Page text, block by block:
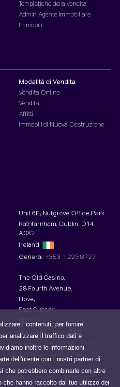
i contenuti, per fornire
analizzare il traffico dati e
inoltre le informazioni
dell'utente con i nostri partner di
che potrebbero combinarle con altre
che hanno raccolto dal tuo utilizzo dei
Tempistiche della vendita
Admin Agente Immobiliare
Immobili
Modalità di Vendita
Vendita Online
Vendita
Affitti
Immobili di Nuova Costruzione
Unit 6E, Nutgrove Office Park
Rathfarnham, Dublin, D14
A0X2
Ireland
General: +353 1 223 8727
The Old Casino,
28 Fourth Avenue,
Hove,
East Sussex,
BN3 2PJ,
United Kingdom
General:
+44 20 3870 4553
Toll-free :
+44 808 196 4553